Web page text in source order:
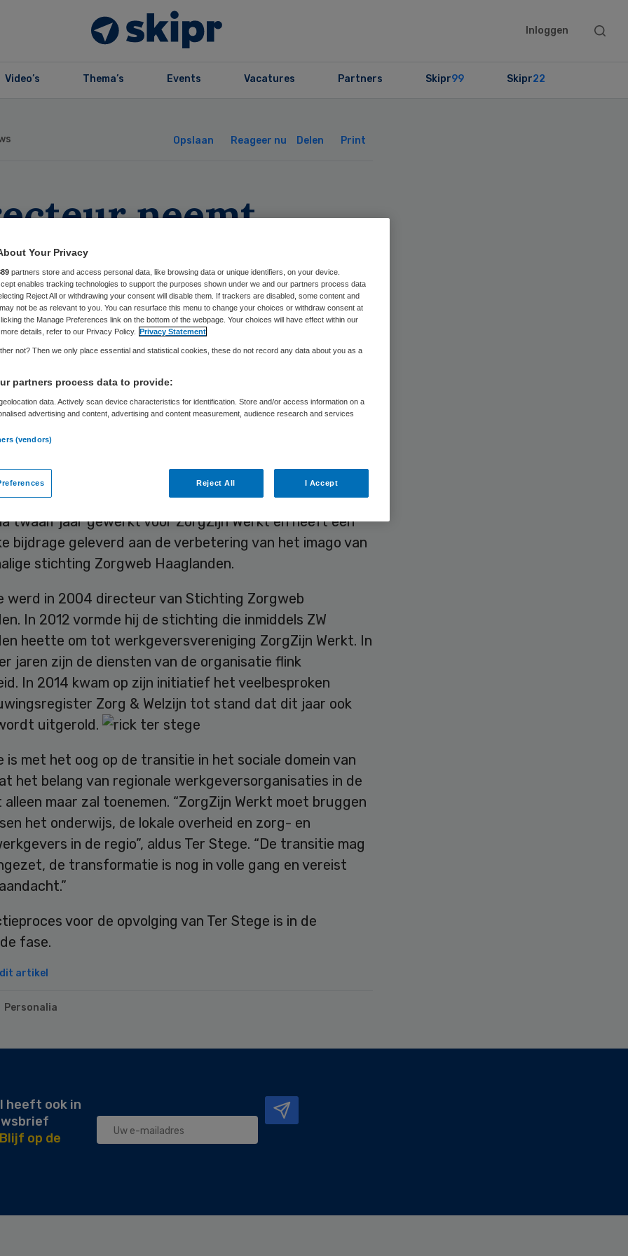
Inloggen
Search
Video’s Thema’s Events Vacatures Partners Skipr99 Skipr22
Opslaan Reageer nu Delen Print
neemt
van
Werkt
Skipr Redactie 7 september 2015 , 13:28 78 keer gelezen
werkgeversvereniging voor de zorg- en
in Haaglanden en Nieuwe Waterweg Noord. Ter Stege
twaalf jaar gewerkt voor ZorgZijn Werkt en heeft een
bijdrage geleverd aan de verbetering van het imago van
stichting Zorgweb Haaglanden.
werd in 2004 directeur van Stichting Zorgweb
In 2012 vormde hij de stichting die inmiddels ZW
heette om tot werkgeversvereniging ZorgZijn Werkt. In
jaren zijn de diensten van de organisatie flink
In 2014 kwam op zijn initiatief het veelbesproken
Zorg & Welzijn tot stand dat dit jaar ook
uitgerold.
is met het oog op de transitie in het sociale domein van
het belang van regionale werkgeversorganisaties in de
maar zal toenemen. “ZorgZijn Werkt moet bruggen
het onderwijs, de lokale overheid en zorg- en
in de regio”, aldus Ter Stege. “De transitie mag
de transformatie is nog in volle gang en vereist
voor de opvolging van Ter Stege is in de
fase.
artikel
Personalia
heeft ook in
Blijf op de
Your Privacy
partners store and access personal data, like browsing data or unique identifiers, on your device.
enables tracking technologies to support the purposes shown under we and our partners process data
Reject All or withdrawing your consent will disable them. If trackers are disabled, some content and
not be as relevant to you. You can resurface this menu to change your choices or withdraw consent at
the Manage Preferences link on the bottom of the webpage. Your choices will have effect within our
details, refer to our Privacy Policy. Privacy Statement
not? Then we only place essential and statistical cookies, these do not record any data about you as a
partners process data to provide:
data. Actively scan device characteristics for identification. Store and/or access information on a
advertising and content, advertising and content measurement, audience research and services
(vendors)
Reject All I Accept